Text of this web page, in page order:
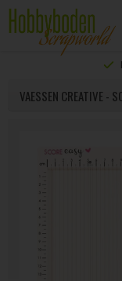
VAESSEN CREATIVE -